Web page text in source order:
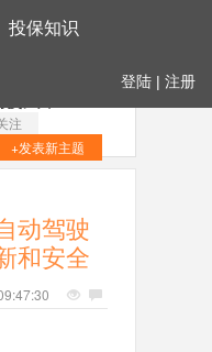
投保知识
登陆 | 注册
注
+发表新主题
动驾驶
和安全